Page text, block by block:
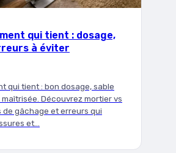
qui tient : dosage,
à éviter
qui tient : bon dosage, sable
Découvrez mortier vs
de gâchage et erreurs qui
et…